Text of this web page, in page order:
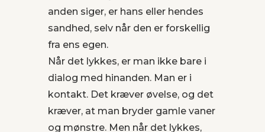
anden siger, er hans eller hendes
sandhed, selv når den er forskellig
fra ens egen.
Når det lykkes, er man ikke bare i
dialog med hinanden. Man er i
kontakt. Det kræver øvelse, og det
kræver, at man bryder gamle vaner
og mønstre. Men når det lykkes,